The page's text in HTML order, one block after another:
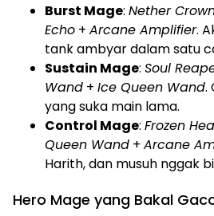
Burst Mage: Nether
Echo + Arcane Amplifier.
tank ambyar dalam satu
Sustain Mage: Soul
Wand + Ice Queen Wand.
yang suka main lama.
Control Mage: Frozen
Queen Wand + Arcane
Harith, dan musuh nggak
Hero Mage yang Bakal